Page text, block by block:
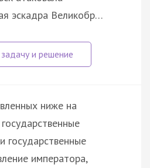
эскадра Великобр…
ниже на
государственные
императора,